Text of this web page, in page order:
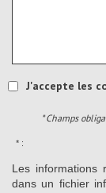
J'accepte les
* Champs
* :
Les informations
dans un fichier